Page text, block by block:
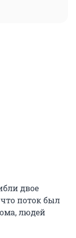
двое
поток был
людей